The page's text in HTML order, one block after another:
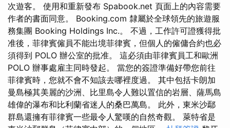
次遊客。 使用和重新發布 Spabook.net 頁面上的內容需要
作者的書面同意。 Booking.com 隸屬於全球領先的旅遊服
務集團 Booking Holdings Inc.。 不過，工作許可證獲得批
准後，菲律賓僱員不能出境菲律賓，但個人的僱傭合約也必
須得到 POLO 辦公室的批准。 這必須由菲律賓員工和歐洲
POLO 辦事處雇主同時發起。 當您的簽證準備好帶您前往
菲律賓時，您就不會不知該去哪裡度過。 其中包括卡朗加
曼島極其美麗的沙洲、比里島令人難以置信的岩層、薩馬島
雄偉的瀑布和比利蘭省迷人的桑巴萬島。 此外，東米沙鄢
群島還擁有菲律賓一些最令人驚嘆的自然奇觀。 萊特省是